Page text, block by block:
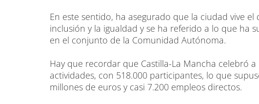
En este sentido, ha asegurado que la ciudad vive
inclusión y la igualdad y se ha referido a lo que ha
en el conjunto de la Comunidad Autónoma.
Hay que recordar que Castilla-La Mancha celebró
actividades, con 518.000 participantes, lo que
millones de euros y casi 7.200 empleos directos.